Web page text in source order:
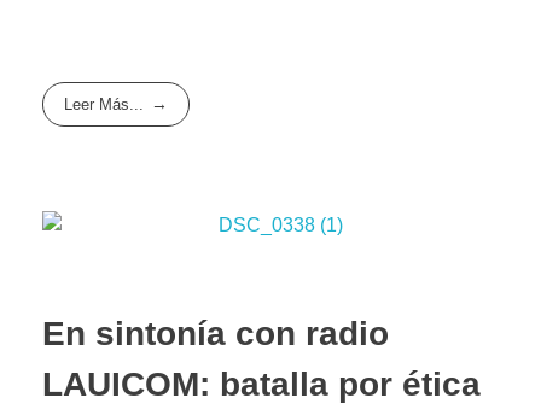
Leer Más...
En sintonía con radio
LAUICOM: batalla por ética